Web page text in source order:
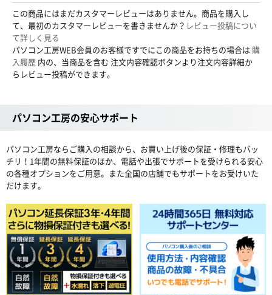
この商品にはまだカスタマーレビューはありません。商品を購入し
て、最初のカスタマーレビューを書きませんか？ レビュー投稿につい
て詳しく見る
パソコン工房WEB会員のお客様ですでにこの商品をお持ちの場合は 購
入履歴 内の、当商品を含む 注文内容確認ボタンより注文内容詳細か
らレビュー投稿ができます。
パソコン工房の安心サポート
パソコン工房ならご購入の相談から、お買い上げ後の保証・修理もバッ
チリ！1年間の無料保証のほか、電話や出張でサポートを受けられる安心
の各種オプションをご用意。また全国の店舗でもサポートをお受けいた
だけます。